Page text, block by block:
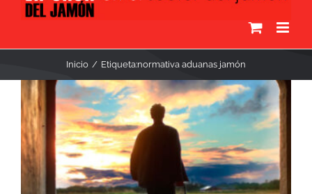
Inicio Etiqueta:normativa aduanas jamón